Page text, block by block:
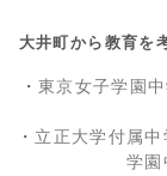
大井町から教育を
・ 東京女子学園
・ 立正大学付属中
学園